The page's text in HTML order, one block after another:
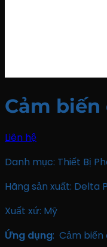
Cảm biến
Liên hệ
Danh mục: Thiết Bị
Hãng sản xuất: Delta
Xuất xứ: Mỹ
Ứng dụng: Cảm